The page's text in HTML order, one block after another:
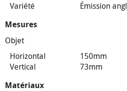
Variété Émission
Mesures
Objet
Horizontal
150mm
Vertical
73mm
Matériaux